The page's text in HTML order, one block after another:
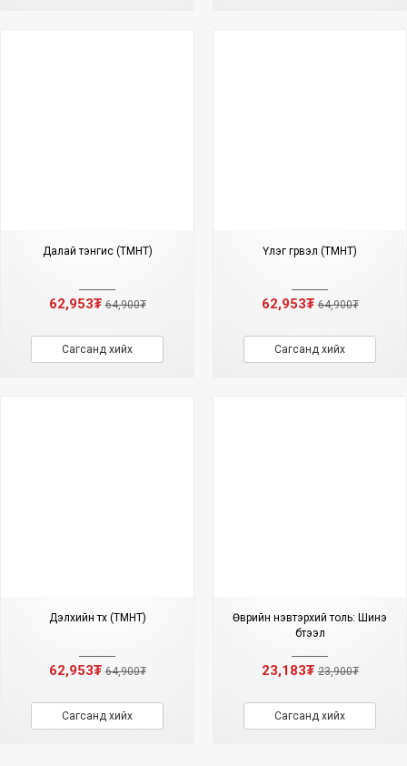
Далай тэнгис (ТМНТ)
62,953₮64,900₮
Сагсанд хийх
Үлэг гүрвэл (ТМНТ)
62,953₮64,900₮
Сагсанд хийх
Дэлхийн түүх (ТМНТ)
62,953₮64,900₮
Сагсанд хийх
Өврийн нэвтэрхий толь: Шинэ
бүтээл
23,183₮23,900₮
Сагсанд хийх